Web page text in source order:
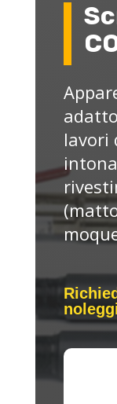
lavori